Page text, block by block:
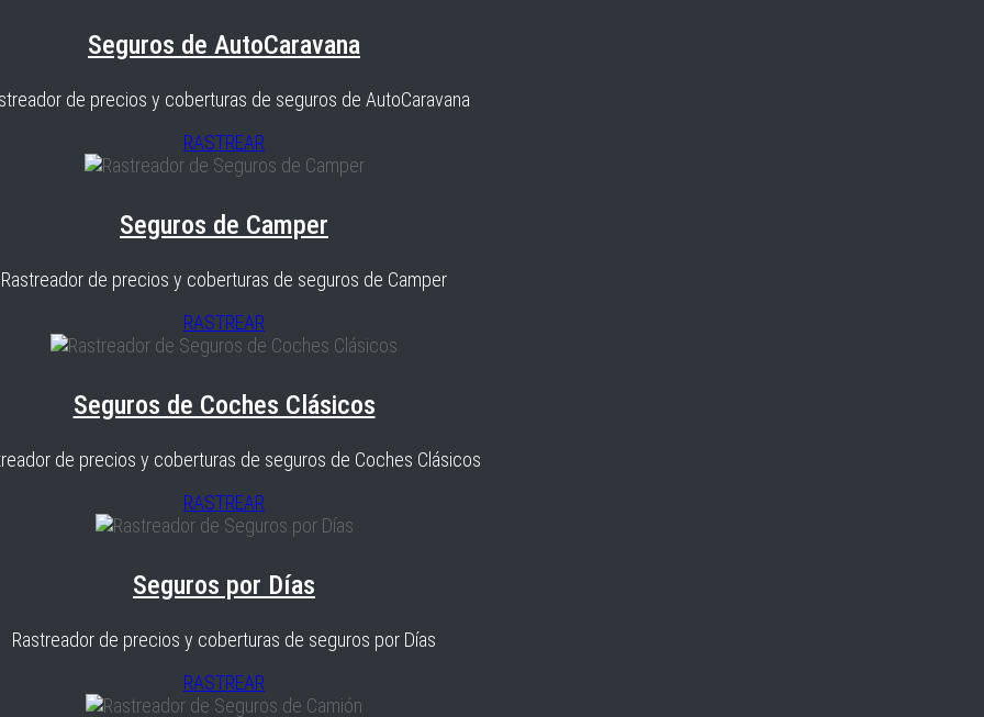
Seguros de AutoCaravana
de precios y coberturas de seguros de AutoCaravana
RASTREAR
Seguros de Camper
Rastreador de precios y coberturas de seguros de Camper
RASTREAR
Seguros de Coches Clásicos
de precios y coberturas de seguros de Coches Clásicos
RASTREAR
Seguros por Días
Rastreador de precios y coberturas de seguros por Días
RASTREAR